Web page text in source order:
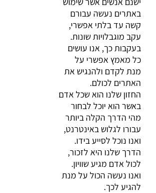
באתרים נעשה עבורם
קשה עד בלתי אפשרי,
עקב מוגבלויות שונות.
בעקבות כך, אנו עושים
כל מאמץ אפשרי על
מנת לקדם ולהנגיש את
האתרים לכולם.
החזון שלנו הוא שכל אדם
באשר הוא יוכל לבחור
מהי הדרך הקלה ביותר
עבורו לגלוש באינטרנט,
ואנו נוכל לסייע בידו.
הדרך שלנו היא לזכור,
לכול אדם מגיע שוויון.
ואנו נעשה הכול על מנת
להגיע לכך.